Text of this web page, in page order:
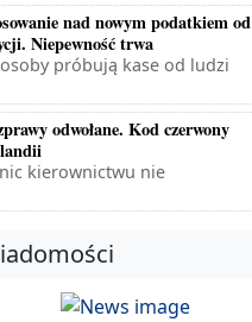
nad nowym podatkiem od
Niepewność trwa
próbują kase od ludzi
odwołane. Kod czerwony
kierownictwu nie